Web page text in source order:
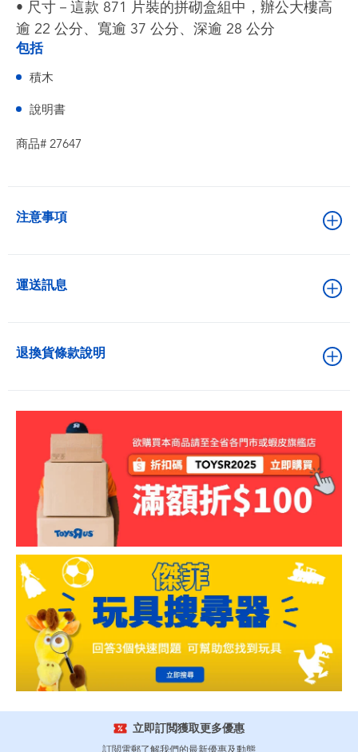
• 尺寸－這款 871 片裝的拼砌盒組中，辦公大樓高
逾 22 公分、寬逾 37 公分、深逾 28 公分
包括
積木
說明書
商品# 27647
注意事項
運送訊息
退換貨條款說明
立即訂閲獲取更多優惠
訂閲電郵了解我們的最新優惠及動態